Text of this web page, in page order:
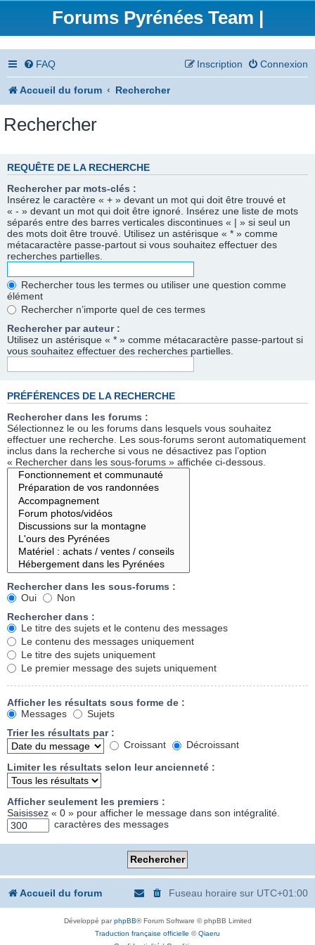
Forums Pyrénées Team |
FAQ Connexion
Inscription
Accueil du forum Rechercher
Rechercher
REQUÊTE DE LA RECHERCHE
Rechercher par mots-clés :
Insérez le caractère « + » devant un mot qui doit être trouvé et
« - » devant un mot qui doit être ignoré. Insérez une liste de mots
séparés entre des barres verticales discontinues « | » si seul un
des mots doit être trouvé. Utilisez un astérisque « * » comme
métacaractère passe-partout si vous souhaitez effectuer des
recherches partielles.
Rechercher tous les termes ou utiliser une question comme
élément
Rechercher n’importe quel de ces termes
Rechercher par auteur :
Utilisez un astérisque « * » comme métacaractère passe-partout si
vous souhaitez effectuer des recherches partielles.
PRÉFÉRENCES DE LA RECHERCHE
Rechercher dans les forums :
Sélectionnez le ou les forums dans lesquels vous souhaitez
effectuer une recherche. Les sous-forums seront automatiquement
inclus dans la recherche si vous ne désactivez pas l’option
« Rechercher dans les sous-forums » affichée ci-dessous.
Rechercher dans les sous-forums :
Oui
Non
Rechercher dans :
Le titre des sujets et le contenu des messages
Le contenu des messages uniquement
Le titre des sujets uniquement
Le premier message des sujets uniquement
Afficher les résultats sous forme de :
Messages
Sujets
Trier les résultats par :
Croissant
Décroissant
Limiter les résultats selon leur ancienneté :
Afficher seulement les premiers :
Saisissez « 0 » pour afficher le message dans son intégralité.
caractères des messages
Accueil du forum Fuseau horaire sur UTC+01:00
Développé parphpBB® Forum Software © phpBB Limited
Traduction française officielle ©Qiaeru